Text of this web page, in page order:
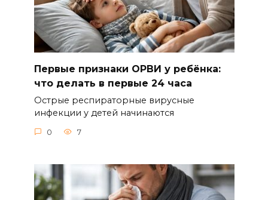
Первые признаки ОРВИ у ребёнка:
что делать в первые 24 часа
Острые респираторные вирусные
инфекции у детей начинаются
0 7